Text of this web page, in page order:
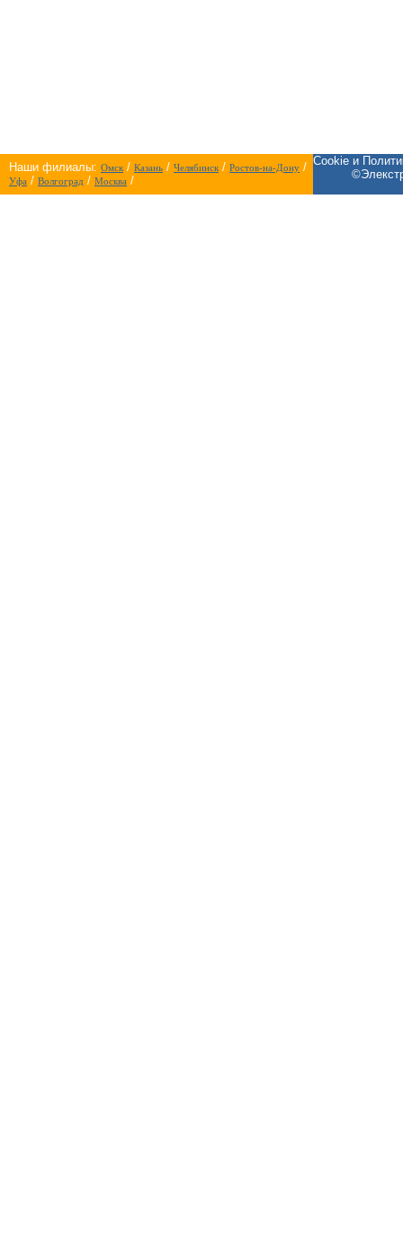
Наши филиалы: Омск/ Казань / Челябинск/ Ростов-на-Дону /
Уфа / Волгоград / Москва /
Cookie и